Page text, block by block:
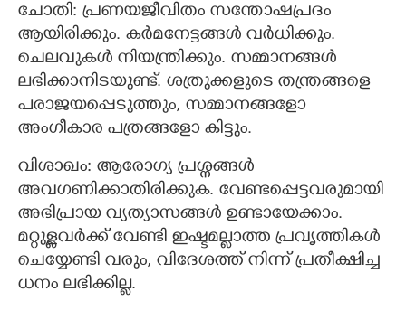
ചോതി: പ്രണയജീവിതം സന്തോഷപ്രദം
ആയിരിക്കും. കര്‍മനേട്ടങ്ങള്‍ വര്‍ധിക്കും.
ചെലവുകള്‍ നിയന്ത്രിക്കും. സമ്മാനങ്ങൾ
ലഭിക്കാനിടയുണ്ട്. ശത്രുക്കളുടെ തന്ത്രങ്ങളെ
പരാജയപ്പെടുത്തും, സമ്മാനങ്ങളോ
അംഗീകാര പത്രങ്ങളോ കിട്ടും.
വിശാഖം: ആരോഗ്യ പ്രശ്നങ്ങൾ
അവഗണിക്കാതിരിക്കുക. വേണ്ടപ്പെട്ടവരുമായി
അഭിപ്രായ വ്യത്യാസങ്ങൾ ഉണ്ടായേക്കാം.
മറ്റുള്ളവർക്ക് വേണ്ടി ഇഷ്ടമല്ലാത്ത പ്രവൃത്തികൾ
ചെയ്യേണ്ടി വരും, വിദേശത്ത് നിന്ന് പ്രതീക്ഷിച്ച
ധനം ലഭിക്കില്ല.